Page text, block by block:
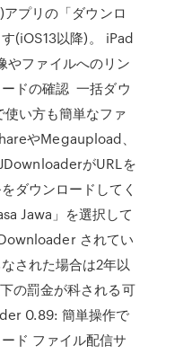
プリの「ダウンロ
(iOS13以降)。 iPad
やファイルへのリン
ドの確認 一括ダウ
い方も簡単なファ
やMegaupload、
がURLを
ダウンロードしてく
Jawa」を選択して
されてい
された場合は2年以
の罰金が科される可
0.89: 簡単操作で
ド ファイル配信サ